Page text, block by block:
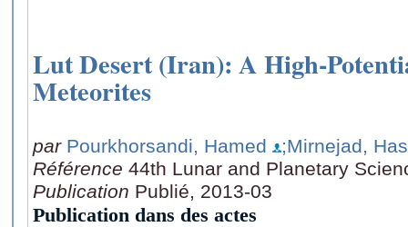
Lut Desert (Iran): A High-
Meteorites
par Pourkhorsandi, Hamed
;Mirnejad,
Référence 44th Lunar and Planetary
Publication Publié, 2013-03
Publication dans des actes